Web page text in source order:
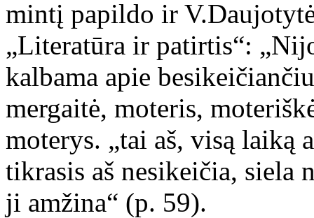
mintį papildo ir
„Literatūra ir patirtis“:
kalbama apie
mergaitė, moteris,
moterys. „tai aš, visą laiką
tikrasis aš nesikeičia, siela
ji amžina“ (p. 59).